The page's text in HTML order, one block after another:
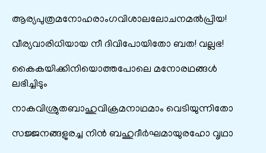
ആര്യപുത്രമനോഹരാംഗവിശാലലോചനമൽപ്രിയ!
വീര്യവാരിധിയായ നീ ദിവിപോയിതോ ബത! വല്ലഭ!
കൈകയിക്കിനിയൊത്തപോലെ മനോരഥങ്ങൾ
ലഭിച്ചിടും
നാകവിശ്രുതബാഹുവിക്രമനാഥമാം വെടിയുന്നിതോ
സജ്ജനങ്ങളുരച്ച നിൻ ബഹുദീർഘമായുരഹോ വൃഥാ